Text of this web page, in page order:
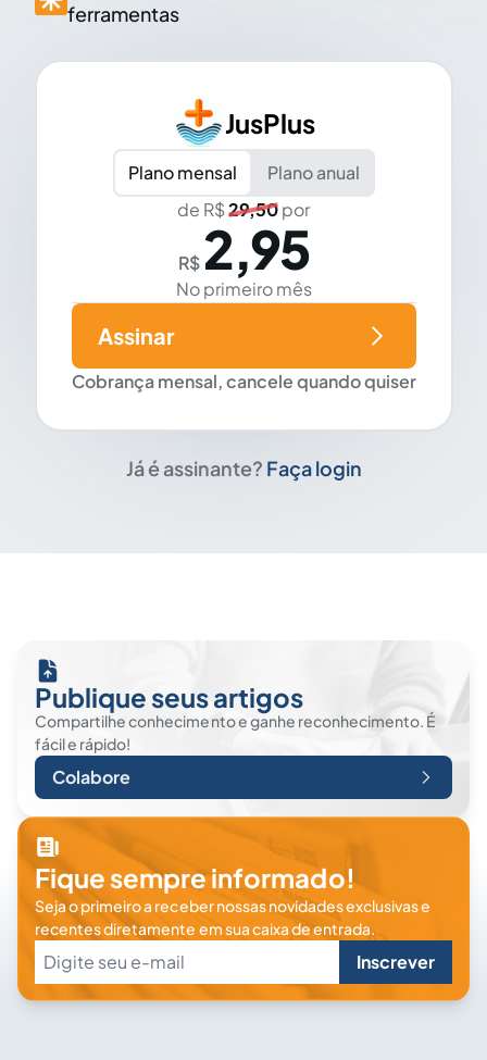
ferramentas
JusPlus
Plano mensal
Plano anual
de R$29,50por
R$ 2,95
No primeiro mês
Cobrança mensal, cancele quando quiser
Assinar
Já é assinante? Faça login
Publique seus artigos
Compartilhe conhecimento e ganhe reconhecimento. É
fácil e rápido!
Colabore
Fique sempre informado!
Seja o primeiro a receber nossas novidades exclusivas e
recentes diretamente em sua caixa de entrada.
Inscrever